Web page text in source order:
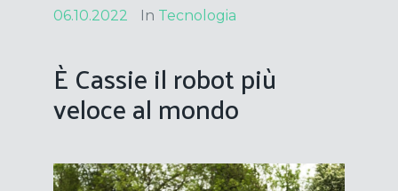
06.10.2022 In Tecnologia
È Cassie il robot più
veloce al mondo